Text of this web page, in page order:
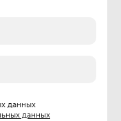
данных
данных